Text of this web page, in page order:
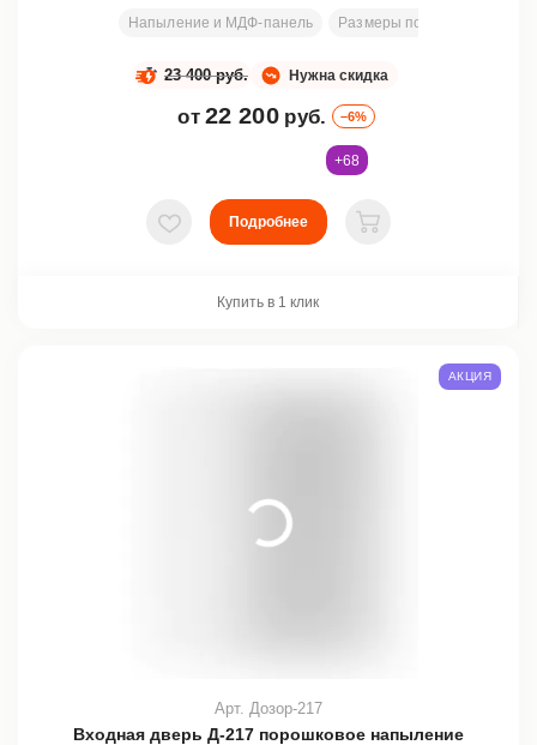
Напыление и МДФ-панель Размеры под заказ
Нужна скидка
23 400 руб.
от 22 200 руб. –6%
+68
В избранное
Подробнее
В корзину
Купить в 1 клик
Входная дверь Д-217 порошковое напыление
Арт. Дозор-217
АКЦИЯ